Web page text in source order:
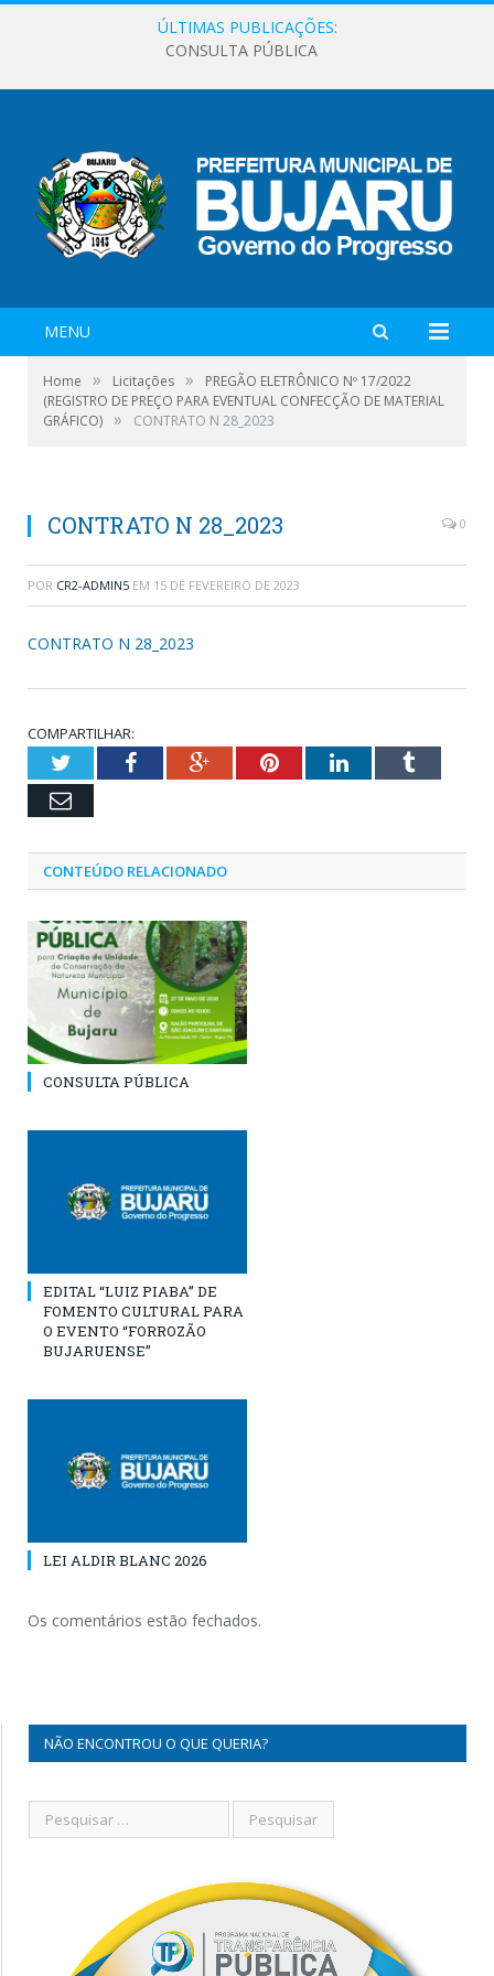
ÚLTIMAS PUBLICAÇÕES:
CONSULTA PÚBLICA
MENU
Home » Licitações »
PREGÃO ELETRÔNICO Nº 17/2022
(REGISTRO DE PREÇO PARA EVENTUAL CONFECÇÃO DE MATERIAL
GRÁFICO) » CONTRATO N 28_2023
CONTRATO N 28_2023 0
POR CR2-ADMIN5 EM 15 DE FEVEREIRO DE 2023
CONTRATO N 28_2023
COMPARTILHAR:
TwitterFacebookGoogle+PinterestLinkedInTumblr
Email
CONTEÚDO RELACIONADO
CONSULTA PÚBLICA
EDITAL “LUIZ PIABA” DE
FOMENTO CULTURAL PARA
O EVENTO “FORROZÃO
BUJARUENSE”
LEI ALDIR BLANC 2026
Os comentários estão fechados.
NÃO ENCONTROU O QUE QUERIA?